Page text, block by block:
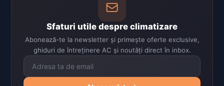
Sfaturi utile despre climatizare
Abonează-te la newsletter și primește oferte exclusive,
ghiduri de întreținere AC și noutăți direct în inbox.